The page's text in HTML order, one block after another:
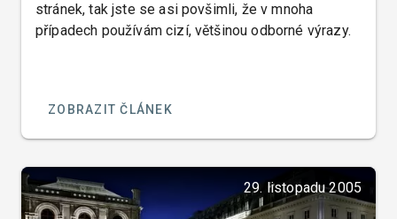
stránek, tak jste se asi povšimli, že v mnoha
případech používám cizí, většinou odborné výrazy.
ZOBRAZIT ČLÁNEK
29. listopadu 2005